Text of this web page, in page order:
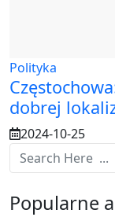
Polityka
dobrej
2024-10-25
Popularne